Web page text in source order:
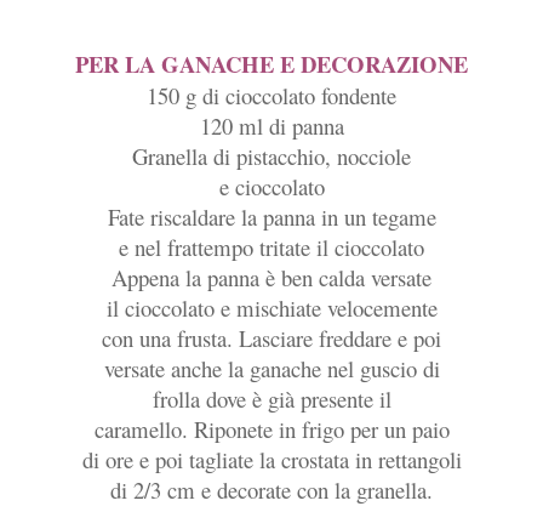
PER LA GANACHE E DECORAZIONE
150 g di cioccolato fondente
120 ml di panna
Granella di pistacchio, nocciole
e cioccolato
Fate riscaldare la panna in un tegame
e nel frattempo tritate il cioccolato
Appena la panna è ben calda versate
il cioccolato e mischiate velocemente
con una frusta. Lasciare freddare e poi
versate anche la ganache nel guscio di
frolla dove è già presente il
caramello. Riponete in frigo per un paio
di ore e poi tagliate la crostata in rettangoli
di 2/3 cm e decorate con la granella.